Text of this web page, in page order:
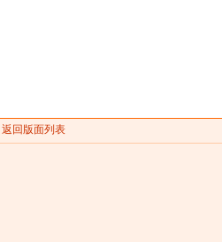
返回版面列表